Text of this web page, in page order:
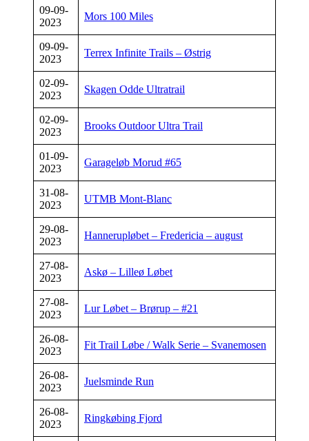
09-09-
2023
Mors 100 Miles
09-09-
2023
Terrex Infinite Trails – Østrig
02-09-
2023
Skagen Odde Ultratrail
02-09-
2023
Brooks Outdoor Ultra Trail
01-09-
2023
Garageløb Morud #65
31-08-
2023
UTMB Mont-Blanc
29-08-
2023
Hannerupløbet – Fredericia – august
27-08-
2023
Askø – Lilleø Løbet
27-08-
2023
Lur Løbet – Brørup – #21
26-08-
2023
Fit Trail Løbe / Walk Serie – Svanemosen
26-08-
2023
Juelsminde Run
26-08-
2023
Ringkøbing Fjord